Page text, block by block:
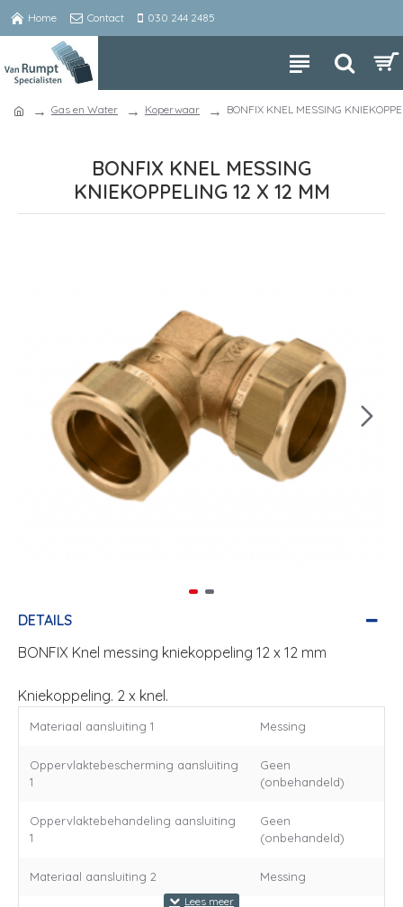
Home Contact 030 244 2485
Gas en Water Koperwaar BONFIX KNEL MESSING
BONFIX KNEL MESSING
KNIEKOPPELING 12 X 12 MM
DETAILS
BONFIX Knel messing kniekoppeling 12 x 12 mm
Kniekoppeling. 2 x knel.
Materiaal aansluiting 1 Messing
Oppervlaktebescherming aansluiting
1
Geen
(onbehandeld)
Oppervlaktebehandeling aansluiting
1
Geen
(onbehandeld)
Materiaal aansluiting 2 Messing